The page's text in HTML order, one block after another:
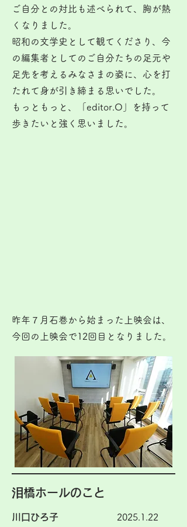
ご自分との対比も述べられて、胸が熱
くなりました。
昭和の文学史として観てくださり、今
の編集者としてのご自分たちの足元や
足先を考えるみなさまの姿に、心を打
たれて身が引き締まる思いでした。
もっともっと、「editor.O」を持って
歩きたいと強く思いました。
昨年７月石巻から始まった上映会は、
今回の上映会で12回目となりました。
泪橋ホールのこと
川口ひろ子 2025.1.22